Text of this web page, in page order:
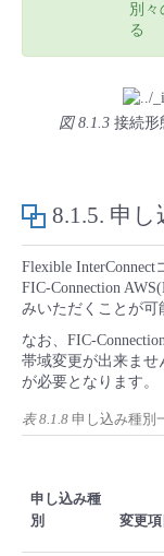
別々
る
図 8.1.3 接続形
8.1.5. 申し
Flexible
FIC-Connection
みいただくことが可
なお、FIC-
帯域変更が出来ませ
が必要となります。
表 8.1.8 申し込み種別
申し込み種
別
変更項